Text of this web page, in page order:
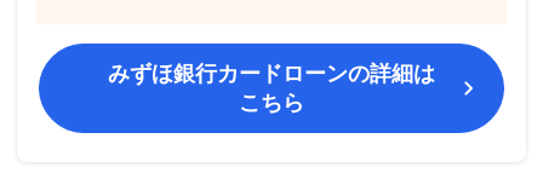
みずほ銀行カードローンの詳細は
こちら